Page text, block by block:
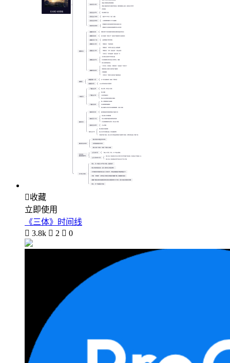
收藏
立即使用
《三体》时间线
 3.8k  2  0